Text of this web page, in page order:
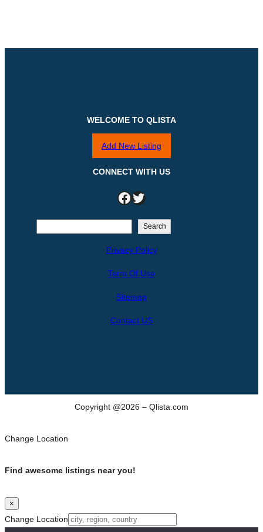
WELCOME TO QLISTA
Add New Listing
CONNECT WITH US
Facebook Twitter
Search
Privacy Policy
Term Of Use
Sitemap
Contact US
Copyright @2026 – Qlista.com
Change Location
Find awesome listings near you!
×
Change Location